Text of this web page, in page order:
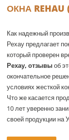
ОКНА
Как надежный
Рехау предлагает
который проверен
Рехау, отзывыоб
окончательное
условиях жесткой
Что же касается
10 лет уверенно
своей продукции на